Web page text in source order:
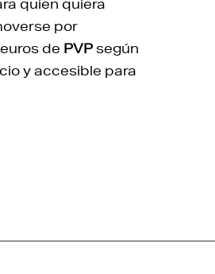
quien quiera
por
de PVP según
y accesible para